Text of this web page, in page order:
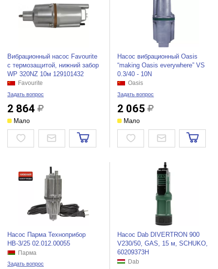
Вибрационный насос Favourite
с термозащитой, нижний забор
WP 320NZ 10м 129101432
Favourite
Задать вопрос
2 864
Мало
Насос вибрационный Oasis
“making Оasis everywhere” VS
0.3/40 - 10N
Oasis
Задать вопрос
2 065
Мало
Насос Парма Техноприбор
НВ-3/25 02.012.00055
Парма
Задать вопрос
Насос Dab DIVERTRON 900
V230/50, GAS, 15 м, SCHUKO,
60209373H
Dab